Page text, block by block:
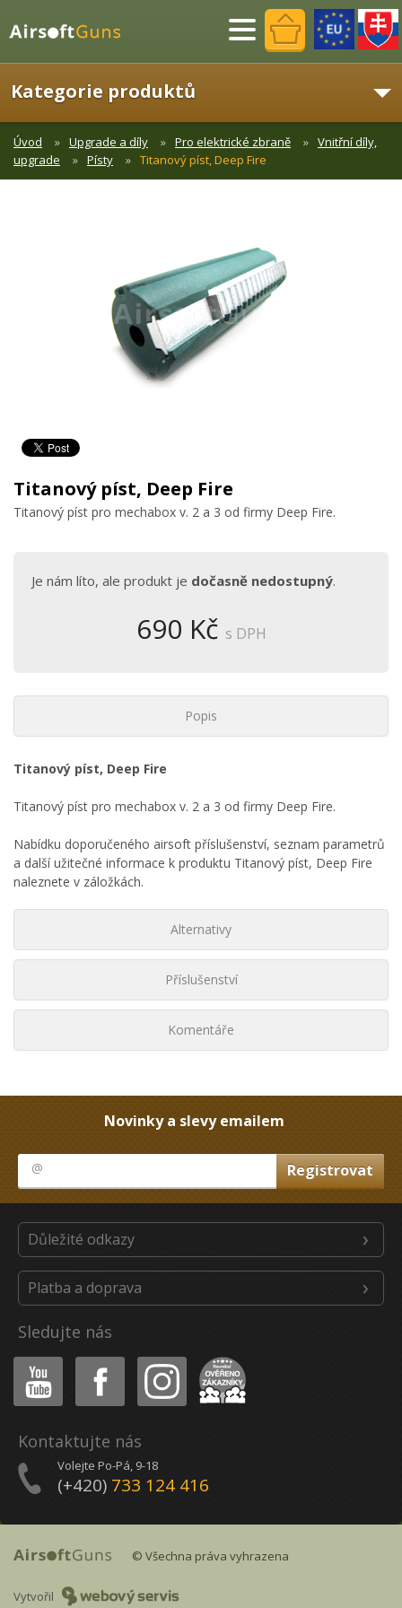
Menu
Kategorie produktů
Úvod Upgrade a díly Pro elektrické zbraně
Vnitřní díly,
upgrade
Písty Titanový píst, Deep Fire
Titanový píst, Deep Fire
Titanový píst pro mechabox v. 2 a 3 od firmy Deep Fire.
Je nám líto, ale produkt je dočasně nedostupný.
690 Kč s DPH
Popis
Titanový píst, Deep Fire
Titanový píst pro mechabox v. 2 a 3 od firmy Deep Fire.
Nabídku doporučeného airsoft příslušenství, seznam parametrů
a další užitečné informace k produktu Titanový píst, Deep Fire
naleznete v záložkách.
Alternativy
Příslušenství
Komentáře
Novinky a slevy emailem
Důležité odkazy
Platba a doprava
Sledujte nás
Youtube Facebook Instagram Heureka
Kontaktujte nás
Volejte Po-Pá, 9-18
(+420) 733 124 416
© Všechna práva vyhrazena
Vytvořil